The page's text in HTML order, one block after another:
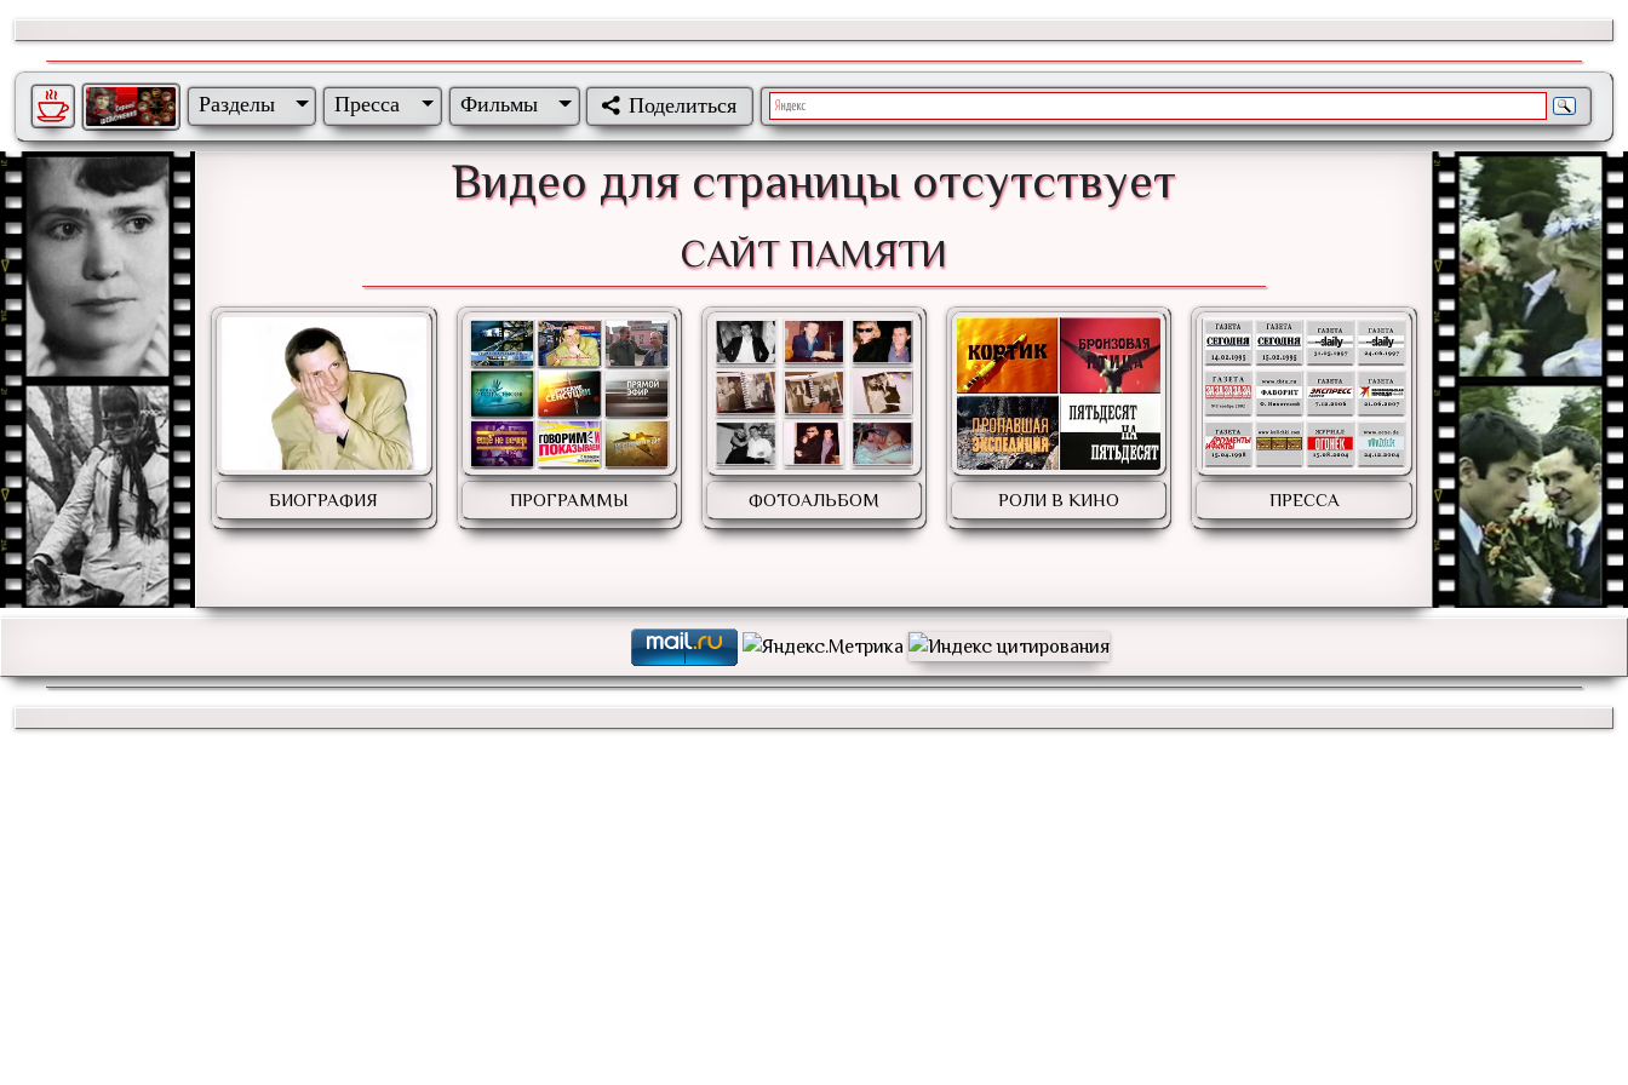
Разделы Пресса Фильмы Поделиться
Видео для страницы отсутствует
САЙТ ПАМЯТИ
БИОГРАФИЯ ПРОГРАММЫ ФОТОАЛЬБОМ РОЛИ В КИНО ПРЕССА